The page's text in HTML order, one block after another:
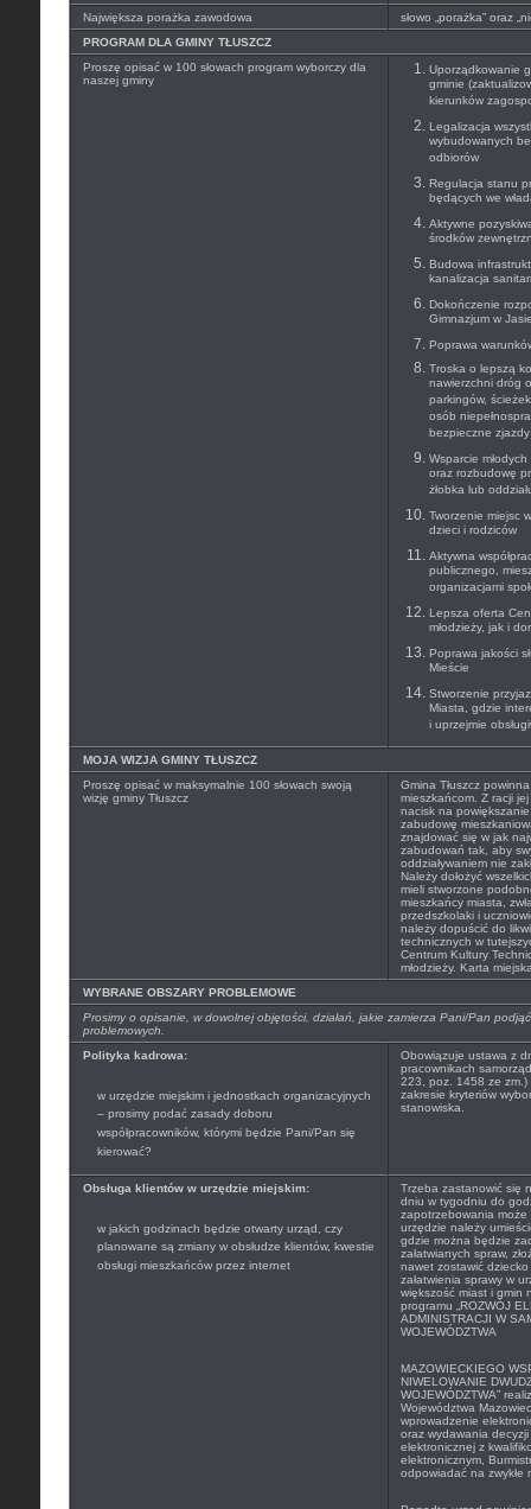
Największa porażka zawodowa
słowo „porażka” oraz
PROGRAM DLA GMINY TŁUSZCZ
Proszę opisać w 100 słowach program wyborczy dla
naszej gminy
Uporządkowanie
gminie
kierunków
Legalizacja
wybudowanych
odbiorów
Regulacja stanu
będących we
Aktywne
środków
Budowa
kanalizacja
Dokończenie
Gimnazjum w
Poprawa
Troska o lepszą
nawierzchni dróg
parkingów,
osób
bezpieczne
Wsparcie
oraz rozbudowę
żłobka lub
Tworzenie miejsc
dzieci i rodziców
Aktywna
publicznego,
organizacjami
Lepsza oferta
młodzieży, jak i
Poprawa jakości
Mieście
Stworzenie
Miasta, gdzie
i uprzejmie
MOJA WIZJA GMINY TŁUSZCZ
Proszę opisać w maksymalnie 100 słowach swoją
wizję gminy Tłuszcz
Gmina Tłuszcz
mieszkańcom. Z racji
nacisk na
zabudowę
znajdować się w jak
zabudowań tak, aby
oddziaływaniem nie
Należy dołożyć
mieli stworzone
mieszkańcy miasta,
przedszkolaki i
należy dopuścić do
technicznych w
Centrum Kultury
młodzieży. Karta
WYBRANE OBSZARY PROBLEMOWE
Prosimy o opisanie, w dowolnej objętości, działań, jakie zamierza Pani/Pan
problemowych.
Polityka kadrowa:
w urzędzie miejskim i jednostkach organizacyjnych
– prosimy podać zasady doboru
współpracowników, którymi będzie Pani/Pan się
kierować?
Obowiązuje ustawa z
pracownikach
223, poz. 1458 ze zm.)
zakresie kryteriów
stanowiska.
Obsługa klientów w urzędzie miejskim:
w jakich godzinach będzie otwarty urząd, czy
planowane są zmiany w obsłudze klientów, kwestie
obsługi mieszkańców przez internet
Trzeba zastanowić się
dniu w tygodniu do
zapotrzebowania
urzędzie należy
gdzie można będzie
załatwianych spraw,
nawet zostawić
załatwienia sprawy w
większość miast i gmin
programu „ ROZWÓJ
ADMINISTRACJI W
WOJEWÓDZTWA
MAZOWIECKIEGO
NIWELOWANIE
WOJEWÓDZTWA”
Województwa
wprowadzenie
oraz wydawania
elektronicznej z
elektronicznym,
odpowiadać na zwykłe